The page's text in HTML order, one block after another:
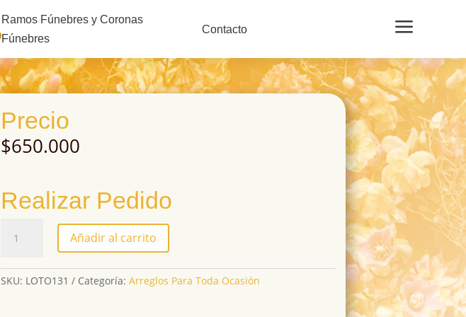
Ramos Fúnebres y Coronas
Fúnebres
Contacto a
Precio
$650.000
Realizar Pedido
cantidad
Añadir al carrito
SKU: LOTO131 Categoría: Arreglos Para Toda Ocasión